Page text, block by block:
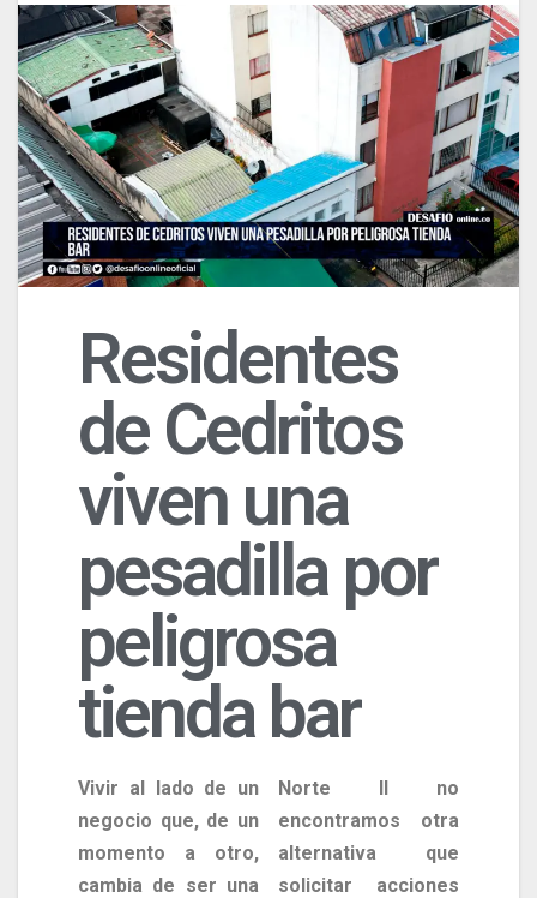
Residentes
de Cedritos
viven una
pesadilla por
peligrosa
tienda bar
Vivir al lado de un
negocio que, de un
momento a otro,
cambia de ser una
Norte II no
encontramos otra
alternativa que
solicitar acciones